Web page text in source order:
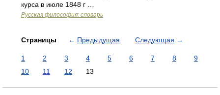
курса в июле 1848 г …
Русская философия: словарь
Страницы ← Предыдущая Следующая →
1 2 3 4 5 6 7 8
9
10
11 12 13